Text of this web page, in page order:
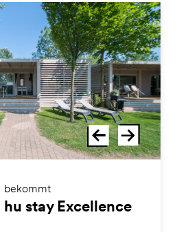
bekommt
hu stay Excellence